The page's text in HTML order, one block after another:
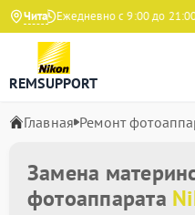
ЧитаЕжедневно с 9:00 до 21:00
REMSUPPORT
Главная Ремонт
Замена
фотоаппарата